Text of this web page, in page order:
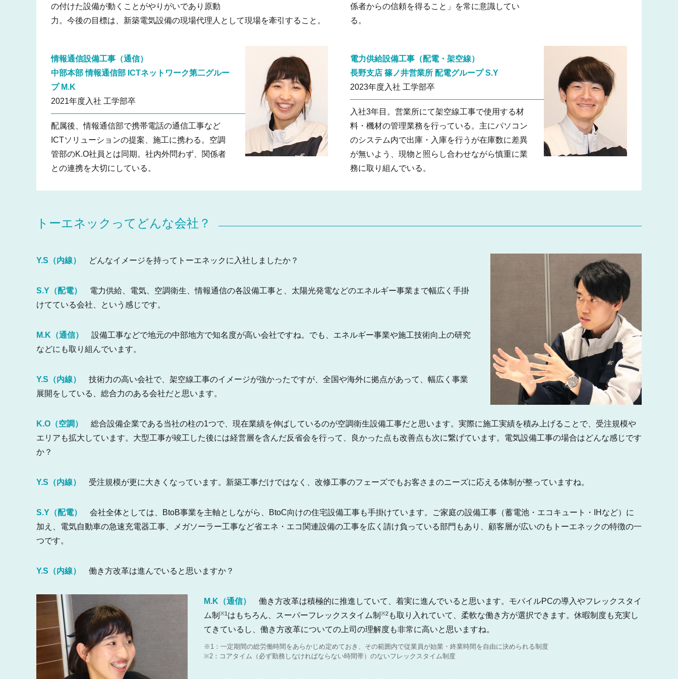
の付けた設備が動くことがやりがいであり原動
力。今後の目標は、新築電気設備の現場代理人として現場を牽引すること。
係者からの信頼を得ること」を常に意識してい
る。
情報通信設備工事（通信）
中部本部 情報通信部 ICTネットワーク第二グルー
プ M.K
2021年度入社 工学部卒
配属後、情報通信部で携帯電話の通信工事など
ICTソリューションの提案、施工に携わる。空調
管部のK.O社員とは同期。社内外問わず、関係者
との連携を大切にしている。
電力供給設備工事（配電・架空線）
長野支店 篠ノ井営業所 配電グループS.Y
2023年度入社 工学部卒
入社3年目。営業所にて架空線工事で使用する材
料・機材の管理業務を行っている。主にパソコン
のシステム内で出庫・入庫を行うが在庫数に差異
が無いよう、現物と照らし合わせながら慎重に業
務に取り組んでいる。
トーエネックってどんな会社？
Y.S（内線） どんなイメージを持ってトーエネックに入社しましたか？
S.Y（配電）
電力供給、電気、空調衛生、情報通信の各設備工事と、太陽光発電などのエネルギー事業まで幅広く手掛
けてている会社、という感じです。
M.K（通信）
設備工事などで地元の中部地方で知名度が高い会社ですね。でも、エネルギー事業や施工技術向上の研究
などにも取り組んでいます。
Y.S（内線）
技術力の高い会社で、架空線工事のイメージが強かったですが、全国や海外に拠点があって、幅広く事業
展開をしている、総合力のある会社だと思います。
K.O（空調）
総合設備企業である当社の柱の1つで、現在業績を伸ばしているのが空調衛生設備工事だと思います。実際に施工実績を積み上げることで、受注規模や
エリアも拡大しています。大型工事が竣工した後には経営層を含んだ反省会を行って、良かった点も改善点も次に繋げています。電気設備工事の場合はどんな感じです
か？
Y.S（内線） 受注規模が更に大きくなっています。新築工事だけではなく、改修工事のフェーズでもお客さまのニーズに応える体制が整っていますね。
S.Y（配電）
会社全体としては、BtoB事業を主軸としながら、BtoC向けの住宅設備工事も手掛けています。ご家庭の設備工事（蓄電池・エコキュート・IHなど）に
加え、電気自動車の急速充電器工事、メガソーラー工事など省エネ・エコ関連設備の工事を広く請け負っている部門もあり、顧客層が広いのもトーエネックの特徴の一
つです。
Y.S（内線） 働き方改革は進んでいると思いますか？
M.K（通信）
働き方改革は積極的に推進していて、着実に進んでいると思います。モバイルPCの導入やフレックスタイ
ム制 ※1 はもちろん、スーパーフレックスタイム制 ※2 も取り入れていて、柔軟な働き方が選択できます。休暇制度も充実し
てきているし、働き方改革についての上司の理解度も非常に高いと思いますね。
※1：一定期間の総労働時間をあらかじめ定めておき、その範囲内で従業員が始業・終業時間を自由に決められる制度
※2：コアタイム（必ず勤務しなければならない時間帯）のないフレックスタイム制度